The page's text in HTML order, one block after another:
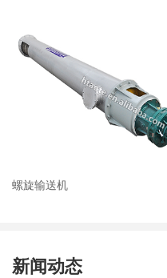
螺旋输送机
新闻动态